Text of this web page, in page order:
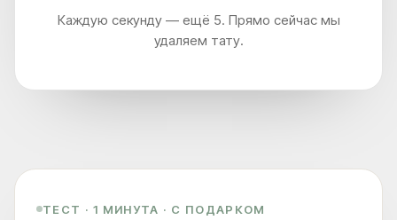
Каждую секунду — ещё 5. Прямо сейчас мы
удаляем тату.
ТЕСТ · 1 МИНУТА · С ПОДАРКОМ